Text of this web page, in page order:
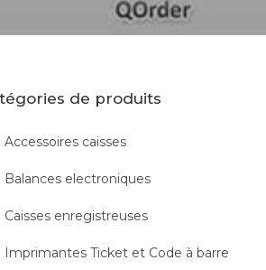
de produits
Accessoires caisses
Balances electroniques
Caisses enregistreuses
Imprimantes Ticket et Code à barre